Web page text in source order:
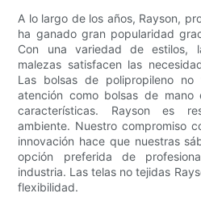
A lo largo de los años, Rayson,
ha ganado gran popularidad
Con una variedad de estilos,
malezas satisfacen las
Las bolsas de polipropileno
atención como bolsas de mano
características. Rayson es
ambiente. Nuestro compromiso
innovación hace que nuestras
opción preferida de
industria. Las telas no tejidas
flexibilidad.